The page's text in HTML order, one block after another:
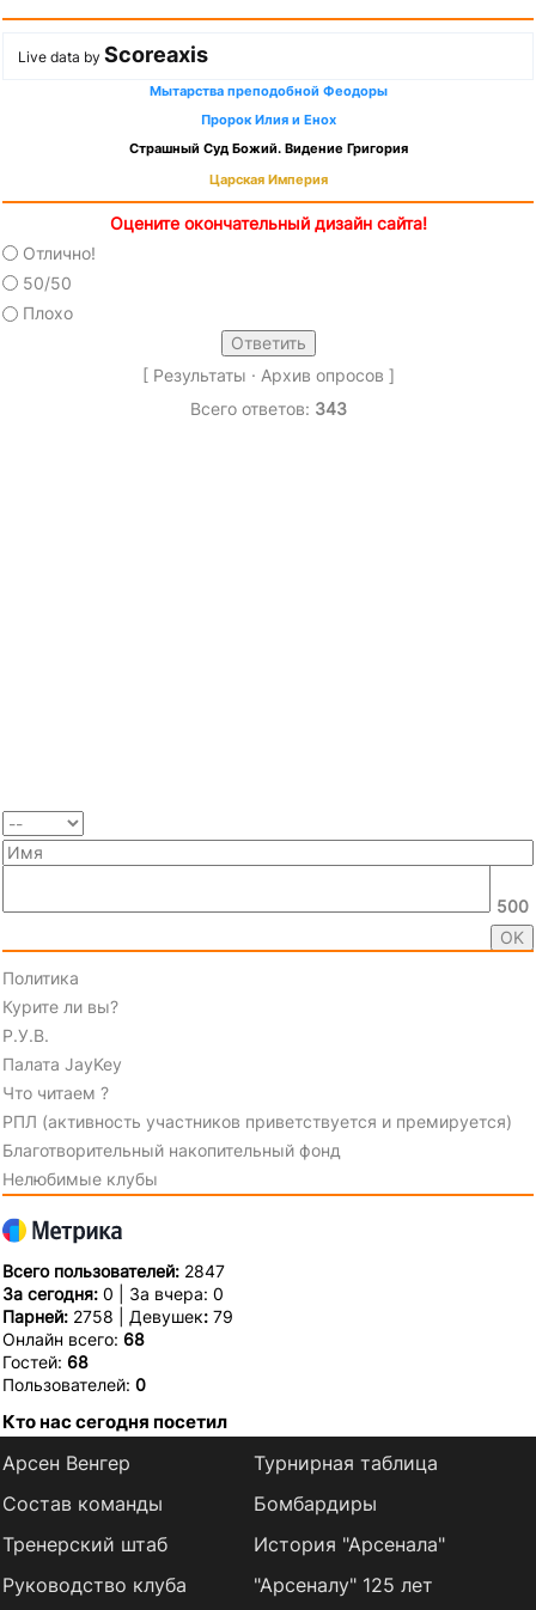
Live data by Scoreaxis
Мытарства преподобной Феодоры
Пророк Илия и Енох
Страшный Суд Божий. Видение Григория
Царская Империя
Оцените окончательный дизайн сайта!
Отлично!
50/50
Плохо
[ Результаты · Архив опросов ]
Всего ответов: 343
500
Политика
Курите ли вы?
Р.У.В.
Палата JayKey
Что читаем ?
РПЛ (активность участников приветствуется и премируется)
Благотворительный накопительный фонд
Нелюбимые клубы
Всего пользователей: 2847
За сегодня: 0 | За вчера: 0
Парней: 2758 | Девушек: 79
Онлайн всего: 68
Гостей: 68
Пользователей: 0
Кто нас сегодня посетил
Арсен Венгер
Состав команды
Тренерский штаб
Руководство клуба
Турнирная таблица
Бомбардиры
История "Арсенала"
"Арсеналу" 125 лет